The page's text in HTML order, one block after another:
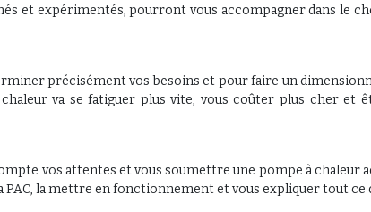
et expérimentés, pourront vous accompagner dans le
précisément vos besoins et pour faire un
va se fatiguer plus vite, vous coûter plus cher et
vos attentes et vous soumettre une pompe à chaleur
la mettre en fonctionnement et vous expliquer tout ce